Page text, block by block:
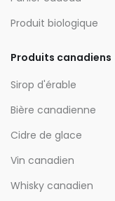
Produit biologique
Produits canadiens
Sirop d'érable
Bière canadienne
Cidre de glace
Vin canadien
Whisky canadien